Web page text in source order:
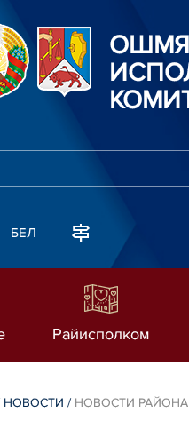
БЕЛ
Райисполком
НОВОСТИ / НОВОСТИ РАЙОНА